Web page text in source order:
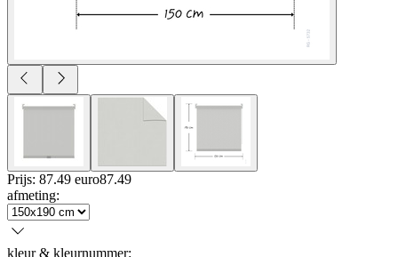
Prijs: 87.49 euro87.49
afmeting:
kleur & kleurnummer: